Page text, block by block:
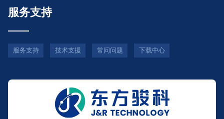
服务支持
服务支持 技术支援 常问问题 下载中心